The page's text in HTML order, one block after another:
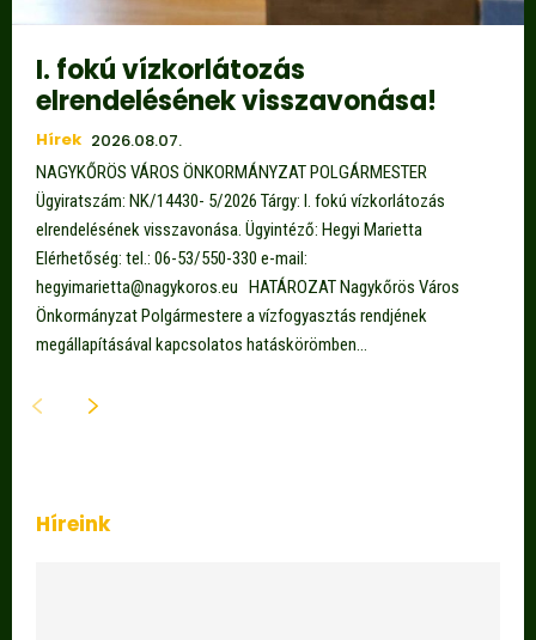
I. fokú vízkorlátozás
elrendelésének visszavonása!
Hírek 2026.08.07.
NAGYKŐRÖS VÁROS ÖNKORMÁNYZAT POLGÁRMESTER
Ügyiratszám: NK/14430- 5/2026 Tárgy: I. fokú vízkorlátozás
elrendelésének visszavonása. Ügyintéző: Hegyi Marietta
Elérhetőség: tel.: 06-53/550-330 e-mail:
hegyimarietta@nagykoros.eu HATÁROZAT Nagykőrös Város
Önkormányzat Polgármestere a vízfogyasztás rendjének
megállapításával kapcsolatos hatáskörömben...
Híreink